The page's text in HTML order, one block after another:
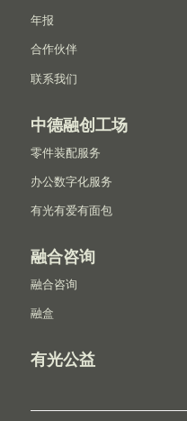
年报
合作伙伴
联系我们
中德融创工场
零件装配服务
办公数字化服务
有光有爱有面包
融合咨询
融合咨询
融盒
有光公益